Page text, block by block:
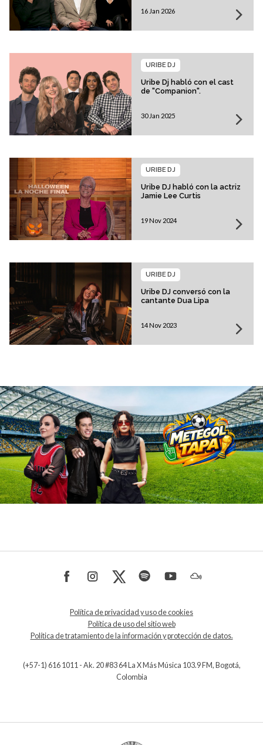
16 Jan 2026
Uribe Dj habló con el cast
de "Companion".
URIBE DJ
30 Jan 2025
Uribe DJ habló con la actriz
Jamie Lee Curtis
URIBE DJ
19 Nov 2024
Uribe DJ conversó con la
cantante Dua Lipa
URIBE DJ
14 Nov 2023
Política de privacidad y uso de cookies
Política de uso del sitio web
Política de tratamiento de la información y protección de datos.
(+57-1) 616 1011 - Ak. 20 #83 64 La X Más Música 103.9 FM, Bogotá,
Colombia